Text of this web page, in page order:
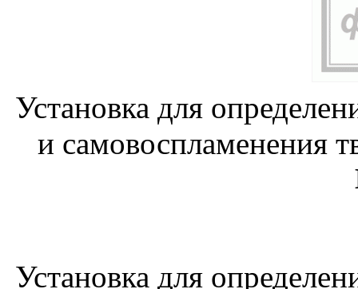
Установка для
и самовоспламенения
Установка для